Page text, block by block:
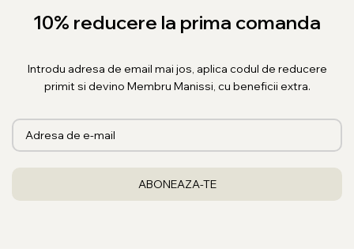
Porți bijuterii discrete la birou → cerceii cu șurubsimpli sau cu
— vizibili fără să domine. Vrei un look curent,
urilese adaugă fără piercing suplimentar. Cauți ceva pentru o
ieșire specială →cerceii lungi saucerceii cu perle schimbă
→cerceii mici rotunzifuncționează perfect ca bază în orice
combinație.
Un detaliu care contează
10% reducere la prima comanda
Introdu adresa de email mai jos, aplica codul de reducere
primit si devino Membru Manissi, cu beneficii extra.